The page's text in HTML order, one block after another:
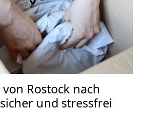
Rostock nach
sicher und stressfrei